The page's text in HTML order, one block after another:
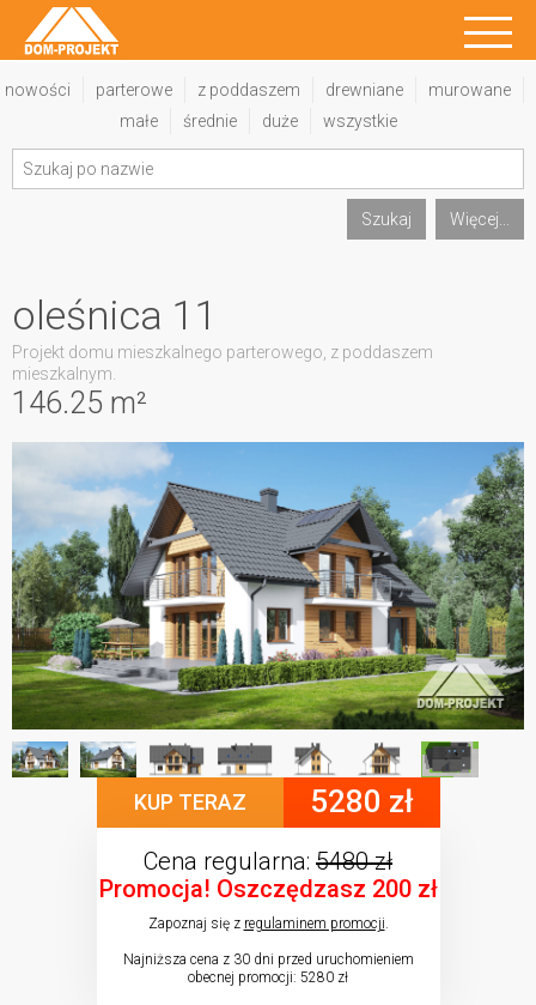
nowości parterowe z poddaszem drewniane
murowane
małe
średnie duże wszystkie
Szukaj Więcej...
146.25 m²
oleśnica 11
Projekt domu mieszkalnego parterowego, z poddaszem
mieszkalnym.
KUP TERAZ 5280 zł
Cena regularna: 5480 zł
Promocja! Oszczędzasz 200 zł
Zapoznaj się z regulaminem promocji
Najniższa cena z 30 dni przed uruchomieniem
obecnej promocji: 5280 zł